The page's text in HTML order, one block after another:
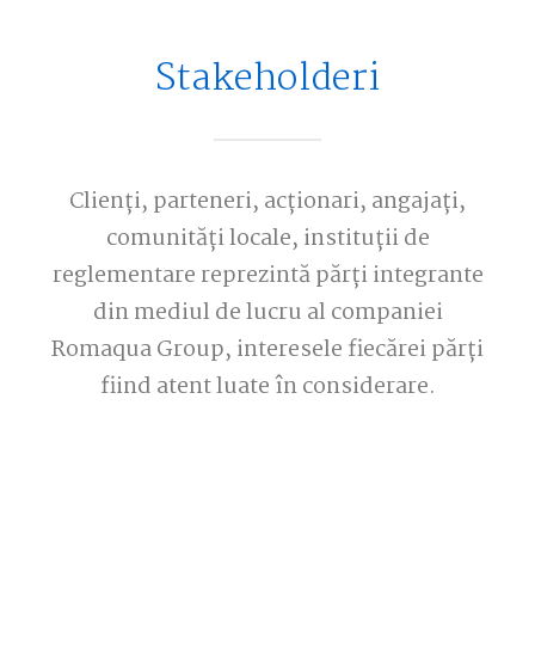
Stakeholderi
Clienți, parteneri, acționari, angajați,
comunități locale, instituții de
reglementare reprezintă părți integrante
din mediul de lucru al companiei
Romaqua Group, interesele fiecărei părți
fiind atent luate în considerare.